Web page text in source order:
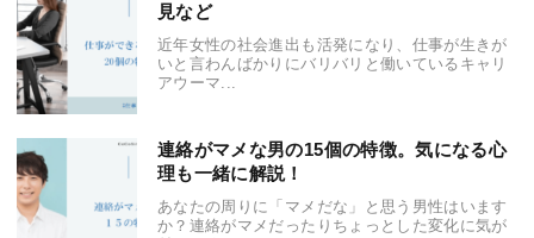
見など
近年女性の社会進出も活発になり、仕事が生きが
いと言わんばかりにバリバリと働いているキャリ
アウーマ...
連絡がマメな男の15個の特徴。気になる心
理も一緒に解説！
あなたの周りに「マメだな」と思う男性はいます
か？連絡がマメだったりちょっとした変化に気が